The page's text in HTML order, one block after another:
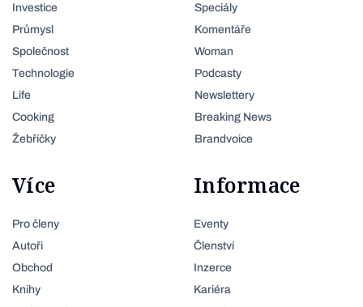
Investice
Průmysl
Společnost
Technologie
Life
Cooking
Žebříčky
Speciály
Komentáře
Woman
Podcasty
Newslettery
Breaking News
Brandvoice
Více
Pro členy
Autoři
Obchod
Knihy
Informace
Eventy
Členství
Inzerce
Kariéra